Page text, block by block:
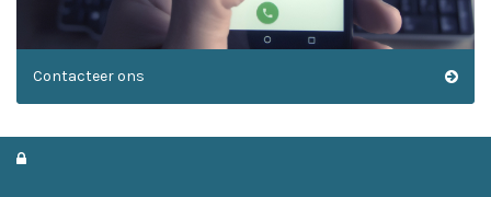
Contacteer ons
